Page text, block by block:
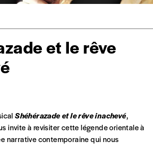
et le rêve
de
Shéhérazade et le rêve inachevé,
invite à revisiter cette légende orientale à
narrative contemporaine qui nous